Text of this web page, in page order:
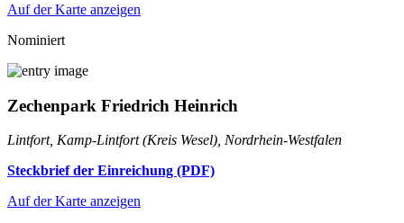
Auf der Karte anzeigen
Nominiert
Zechenpark Friedrich Heinrich
Lintfort, Kamp-Lintfort (Kreis Wesel), Nordrhein-Westfalen
Steckbrief der Einreichung (PDF)
Auf der Karte anzeigen